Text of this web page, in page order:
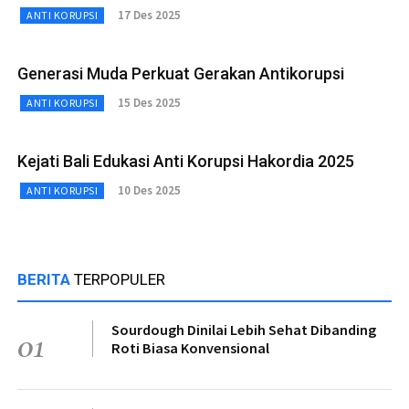
ANTI KORUPSI 17 Des 2025
Generasi Muda Perkuat Gerakan Antikorupsi
ANTI KORUPSI 15 Des 2025
Kejati Bali Edukasi Anti Korupsi Hakordia 2025
ANTI KORUPSI 10 Des 2025
BERITA TERPOPULER
01
Sourdough Dinilai Lebih Sehat Dibanding
Roti Biasa Konvensional